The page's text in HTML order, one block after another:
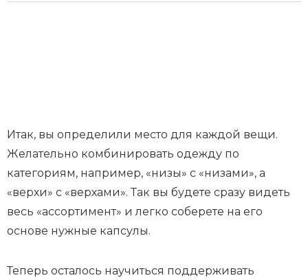
Итак, вы определили место для каждой вещи.
Желательно комбинировать одежду по
категориям, например, «низы» с «низами», а
«верхи» с «верхами». Так вы будете сразу видеть
весь «ассортимент» и легко соберете на его
основе нужные капсулы.
Теперь осталось научиться поддерживать